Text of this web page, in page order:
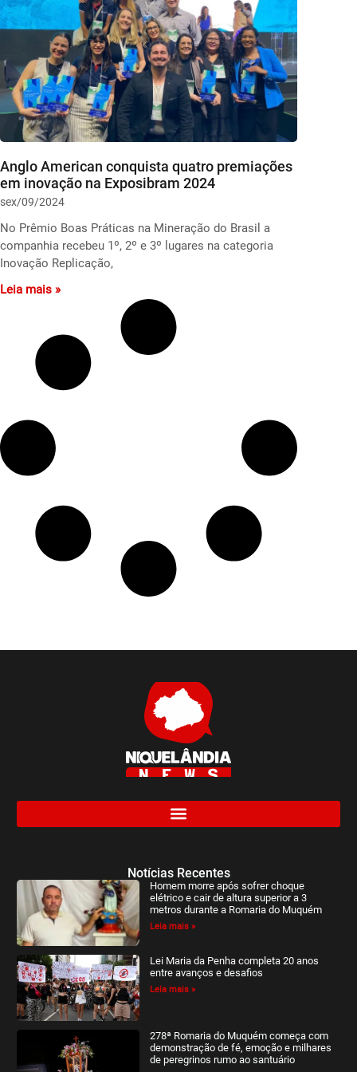
Anglo American conquista quatro premiações
em inovação na Exposibram 2024
sex/09/2024
No Prêmio Boas Práticas na Mineração do Brasil a
companhia recebeu 1º, 2º e 3º lugares na categoria
Inovação Replicação,
Leia mais »
Notícias Recentes
Homem morre após sofrer choque
elétrico e cair de altura superior a 3
metros durante a Romaria do Muquém
Leia mais »
Lei Maria da Penha completa 20 anos
entre avanços e desafios
Leia mais »
278ª Romaria do Muquém começa com
demonstração de fé, emoção e milhares
de peregrinos rumo ao santuário